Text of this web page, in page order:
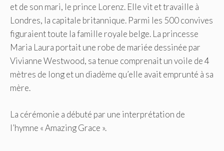
et de son mari, le prince Lorenz. Elle vit et travaille à
Londres, la capitale britannique. Parmi les 500 convives
figuraient toute la famille royale belge. La princesse
Maria Laura portait une robe de mariée dessinée par
Vivianne Westwood, sa tenue comprenait un voile de 4
mètres de long et un diadème qu’elle avait emprunté à sa
mère.
La cérémonie a débuté par une interprétation de
l’hymne « Amazing Grace ».